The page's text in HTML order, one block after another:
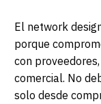
El network
porque
con
comercial. No
solo desde